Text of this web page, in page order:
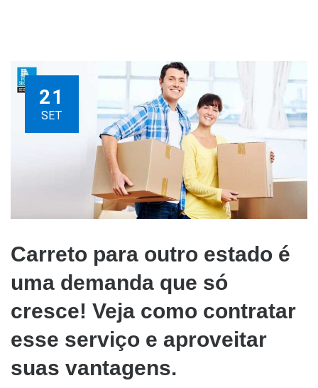
21
SET
Carreto para outro estado é
uma demanda que só
cresce! Veja como contratar
esse serviço e aproveitar
suas vantagens.